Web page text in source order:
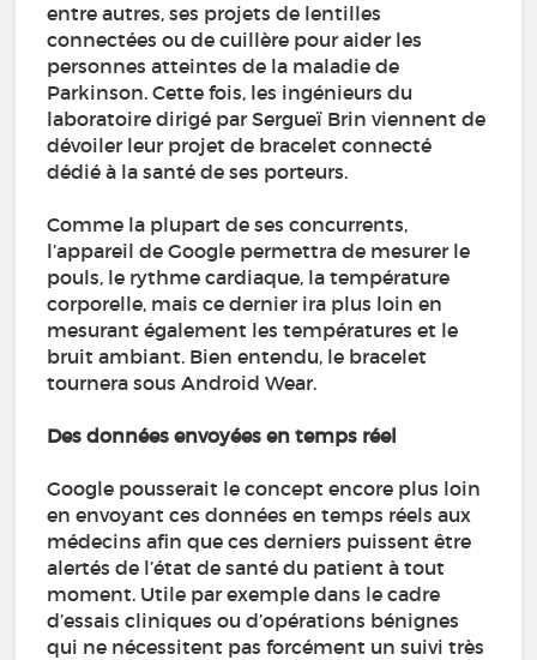
entre autres, ses projets de lentilles
connectées ou de cuillère pour aider les
personnes atteintes de la maladie de
Parkinson. Cette fois, les ingénieurs du
laboratoire dirigé par Sergueï Brin viennent de
dévoiler leur projet de bracelet connecté
dédié à la santé de ses porteurs.
Comme la plupart de ses concurrents,
l’appareil de Google permettra de mesurer le
pouls, le rythme cardiaque, la température
corporelle, mais ce dernier ira plus loin en
mesurant également les températures et le
bruit ambiant. Bien entendu, le bracelet
tournera sous Android Wear.
Des données envoyées en temps réel
Google pousserait le concept encore plus loin
en envoyant ces données en temps réels aux
médecins afin que ces derniers puissent être
alertés de l’état de santé du patient à tout
moment. Utile par exemple dans le cadre
d’essais cliniques ou d’opérations bénignes
qui ne nécessitent pas forcément un suivi très